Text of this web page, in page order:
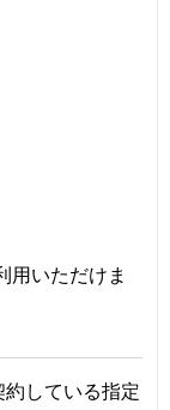
用いただけま
している指定